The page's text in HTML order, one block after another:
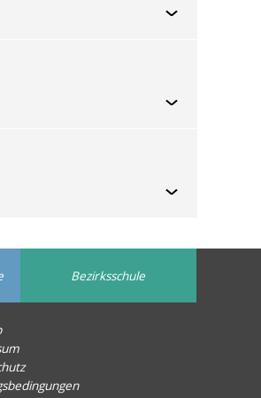
>
Bezirksschule